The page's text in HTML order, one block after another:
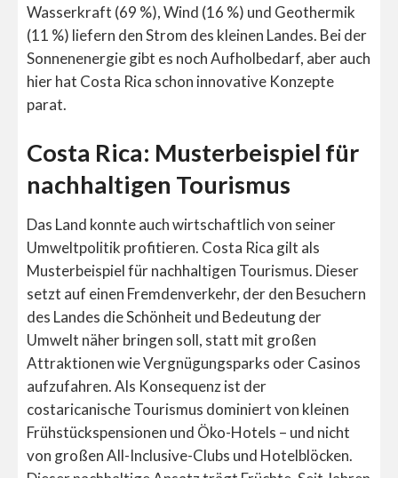
Wasserkraft (69 %), Wind (16 %) und Geothermik
(11 %) liefern den Strom des kleinen Landes. Bei der
Sonnenenergie gibt es noch Aufholbedarf, aber auch
hier hat Costa Rica schon innovative Konzepte
parat.
Costa Rica: Musterbeispiel für
nachhaltigen Tourismus
Das Land konnte auch wirtschaftlich von seiner
Umweltpolitik profitieren. Costa Rica gilt als
Musterbeispiel für nachhaltigen Tourismus. Dieser
setzt auf einen Fremdenverkehr, der den Besuchern
des Landes die Schönheit und Bedeutung der
Umwelt näher bringen soll, statt mit großen
Attraktionen wie Vergnügungsparks oder Casinos
aufzufahren. Als Konsequenz ist der
costaricanische Tourismus dominiert von kleinen
Frühstückspensionen und Öko-Hotels – und nicht
von großen All-Inclusive-Clubs und Hotelblöcken.